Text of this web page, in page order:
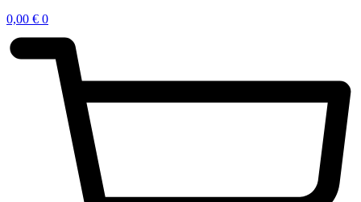
0,00 € 0